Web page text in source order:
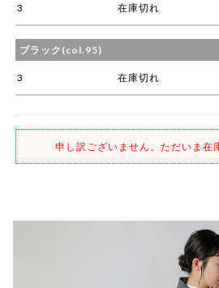
3 在庫切れ
ブラック(col.95)
3 在庫切れ
申し訳ございません。ただいま在